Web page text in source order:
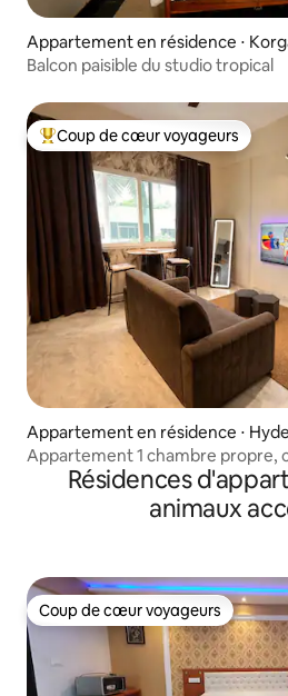
Appartement en résidence ⋅
Balcon paisible du studio tropical
Coups de cœur voyageurs les plus
Coup de cœur voyageurs
Appartement en résidence ⋅
Appartement 1 chambre propre,
Climatisation | Mehdipatnam
Résidences
animaux
Coup de cœur voyageurs
Coup de cœur voyageurs